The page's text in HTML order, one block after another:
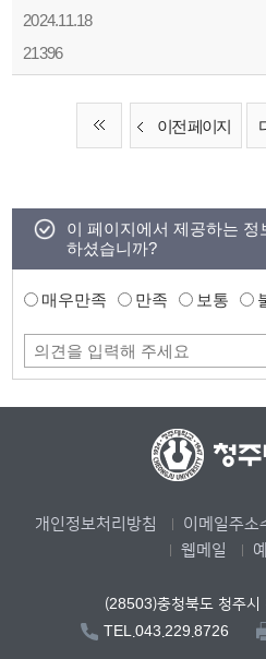
2024.11.18
21396
이전 페이지
이 페이지에서 제공하는
하셨습니까?
매우만족 만족 보통
개인정보처리방침 이메일주소
웹메일
(28503)충청북도 청주
TEL.043.229.8726